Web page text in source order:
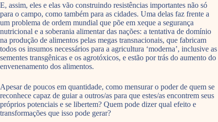
E, assim, eles e elas vão construindo resistências importantes não só
para o campo, como também para as cidades. Uma delas faz frente a
um problema de ordem mundial que põe em xeque a segurança
nutricional e a soberania alimentar das nações: a tentativa de domínio
na produção de alimentos pelas megas transnacionais, que fabricam
todos os insumos necessários para a agricultura ‘moderna’, inclusive as
sementes transgênicas e os agrotóxicos, e estão por trás do aumento do
envenenamento dos alimentos.
Apesar de poucos em quantidade, como mensurar o poder de quem se
reconhece capaz de guiar a outros/as para que estes/as encontrem seus
próprios potenciais e se libertem? Quem pode dizer qual efeito e
transformações que isso pode gerar?